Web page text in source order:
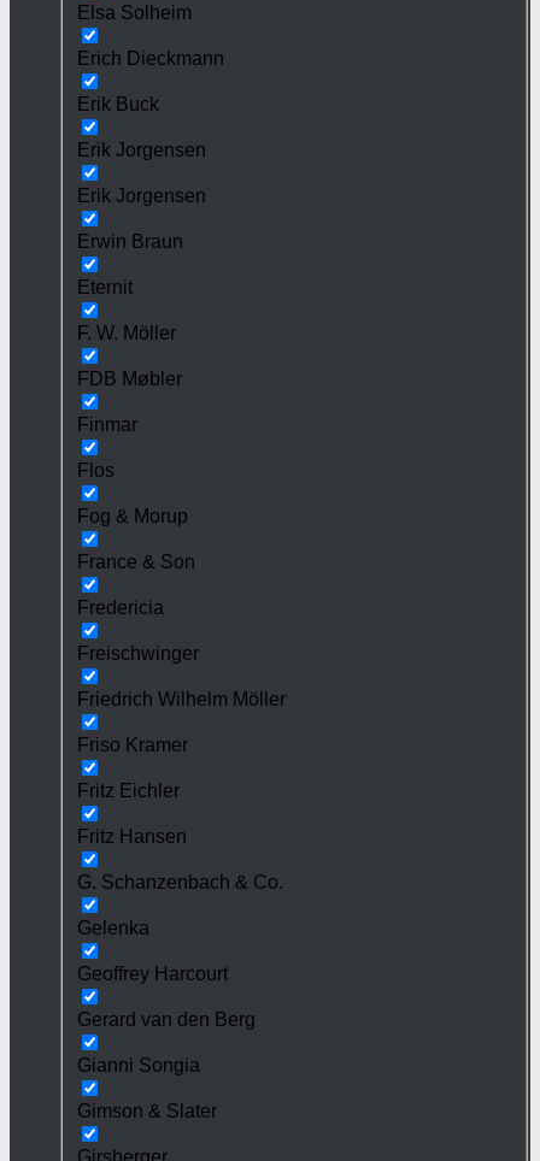
Elsa Solheim
Erich Dieckmann
Erik Buck
Erik Jorgensen
Erik Jorgensen
Erwin Braun
Eternit
F. W. Möller
FDB Møbler
Finmar
Flos
Fog & Morup
France & Son
Fredericia
Freischwinger
Friedrich Wilhelm Möller
Friso Kramer
Fritz Eichler
Fritz Hansen
G. Schanzenbach & Co.
Gelenka
Geoffrey Harcourt
Gerard van den Berg
Gianni Songia
Gimson & Slater
Girsberger